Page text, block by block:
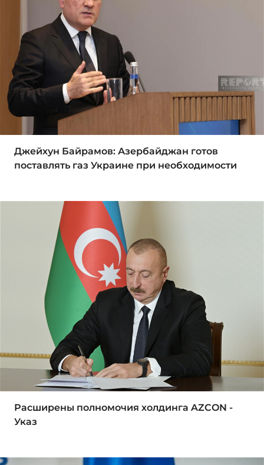
Джейхун Байрамов: Азербайджан готов
поставлять газ Украине при необходимости
Расширены полномочия холдинга AZCON -
Указ